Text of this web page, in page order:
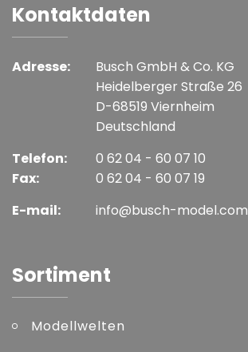
Kontaktdaten
Adresse:
Busch GmbH & Co. KG
Heidelberger Straße 26
D-68519 Viernheim
Deutschland
Telefon:
Fax:
0 62 04 - 60 07 10
0 62 04 - 60 07 19
E-mail:
info@busch-model.com
Sortiment
Modellwelten